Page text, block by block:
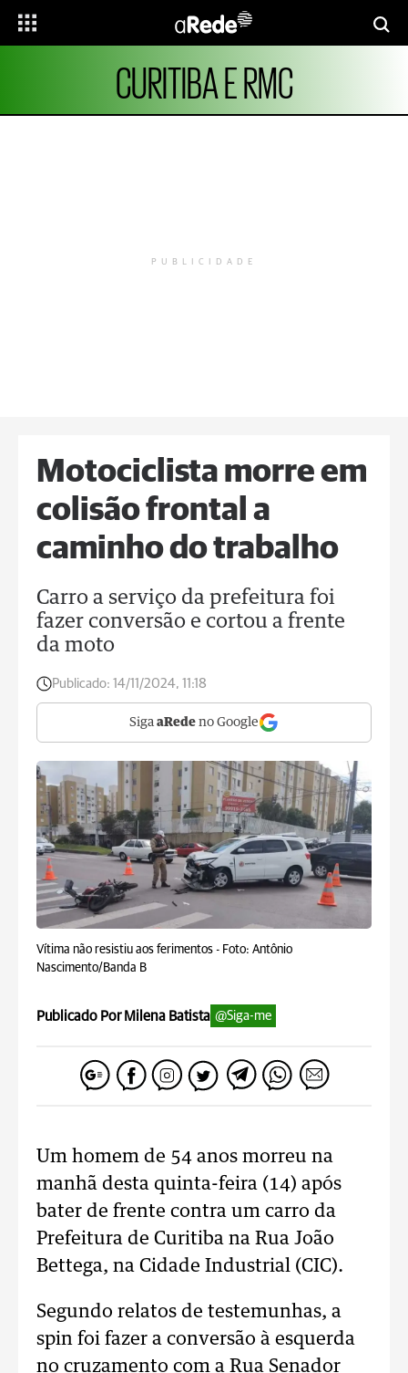
CURITIBA E RMC
PUBLICIDADE
Motociclista morre em
colisão frontal a
caminho do trabalho
Carro a serviço da prefeitura foi
fazer conversão e cortou a frente
da moto
Publicado: 14/11/2024, 11:18
Siga aRede no Google
Vítima não resistiu aos ferimentos - Foto: Antônio
Nascimento/Banda B
Publicado Por Milena Batista @Siga-me
Um homem de 54 anos morreu na
manhã desta quinta-feira (14) após
bater de frente contra um carro da
Prefeitura de Curitiba na Rua João
Bettega, na Cidade Industrial (CIC).
Segundo relatos de testemunhas, a
spin foi fazer a conversão à esquerda
no cruzamento com a Rua Senador